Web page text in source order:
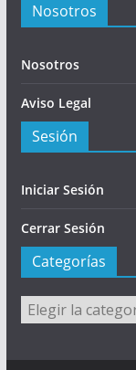
Nosotros
Nosotros
Aviso Legal
Sesión
Iniciar Sesión
Cerrar Sesión
Categorías
Categorías